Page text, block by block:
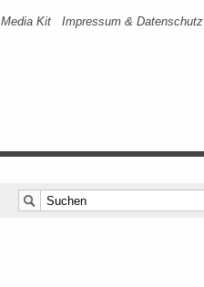
Media Kit Impressum & Datenschutz